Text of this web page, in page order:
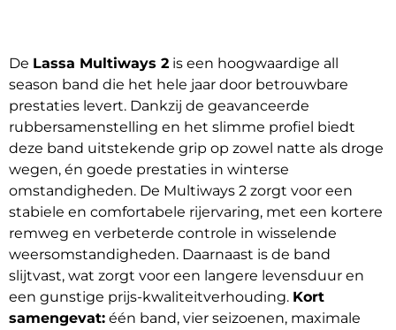
De Lassa Multiways 2 is een hoogwaardige all
season band die het hele jaar door betrouwbare
prestaties levert. Dankzij de geavanceerde
rubbersamenstelling en het slimme profiel biedt
deze band uitstekende grip op zowel natte als droge
wegen, én goede prestaties in winterse
omstandigheden. De Multiways 2 zorgt voor een
stabiele en comfortabele rijervaring, met een kortere
remweg en verbeterde controle in wisselende
weersomstandigheden. Daarnaast is de band
slijtvast, wat zorgt voor een langere levensduur en
een gunstige prijs-kwaliteitverhouding. Kort
samengevat: één band, vier seizoenen, maximale